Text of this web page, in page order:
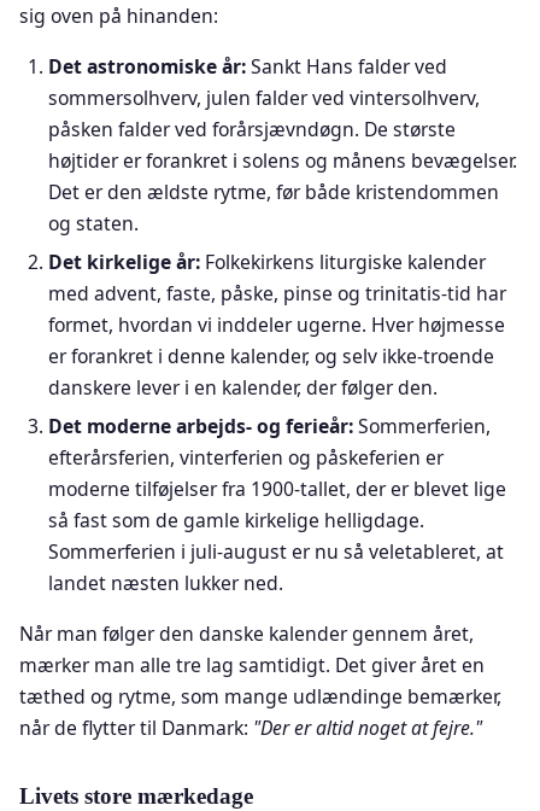
sig oven på hinanden:
Det astronomiske år:Sankt Hans falder ved
sommersolhverv, julen falder ved vintersolhverv,
påsken falder ved forårsjævndøgn. De største
højtider er forankret i solens og månens bevægelser.
Det er den ældste rytme, før både kristendommen
og staten.
Det kirkelige år: Folkekirkens liturgiske kalender
med advent, faste, påske, pinse og trinitatis-tid har
formet, hvordan vi inddeler ugerne. Hver højmesse
er forankret i denne kalender, og selv ikke-troende
danskere lever i en kalender, der følger den.
Det moderne arbejds- og ferieår:Sommerferien,
efterårsferien, vinterferien og påskeferien er
moderne tilføjelser fra 1900-tallet, der er blevet lige
så fast som de gamle kirkelige helligdage.
Sommerferien i juli-august er nu så veletableret, at
landet næsten lukker ned.
Når man følger den danske kalender gennem året,
mærker man alle tre lag samtidigt. Det giver året en
tæthed og rytme, som mange udlændinge bemærker,
når de flytter til Danmark: "Der er altid noget at fejre."
Livets store mærkedage